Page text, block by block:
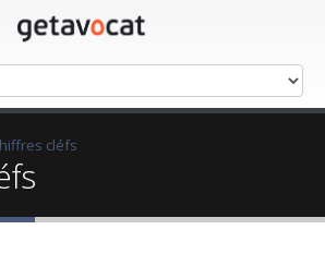
cléfs